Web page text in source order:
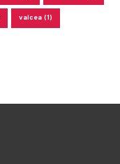
valcea (1)